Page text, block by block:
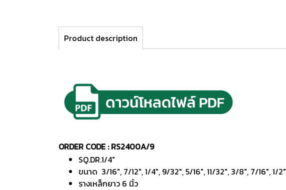
Product description
ORDER CODE : RS2400A/9
SQ.DR.1/4"
ขนาด 3/16", 7/12", 1/4", 9/32", 5/16", 11/32", 3/8", 7/16", 1/2"
รางเหล็กยาว 6 นิ้ว